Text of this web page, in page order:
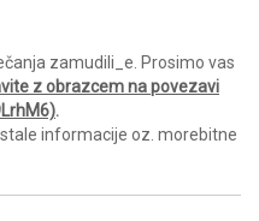
zamudili_e. Prosimo vas
z obrazcem na povezavi
.
informacije oz. morebitne